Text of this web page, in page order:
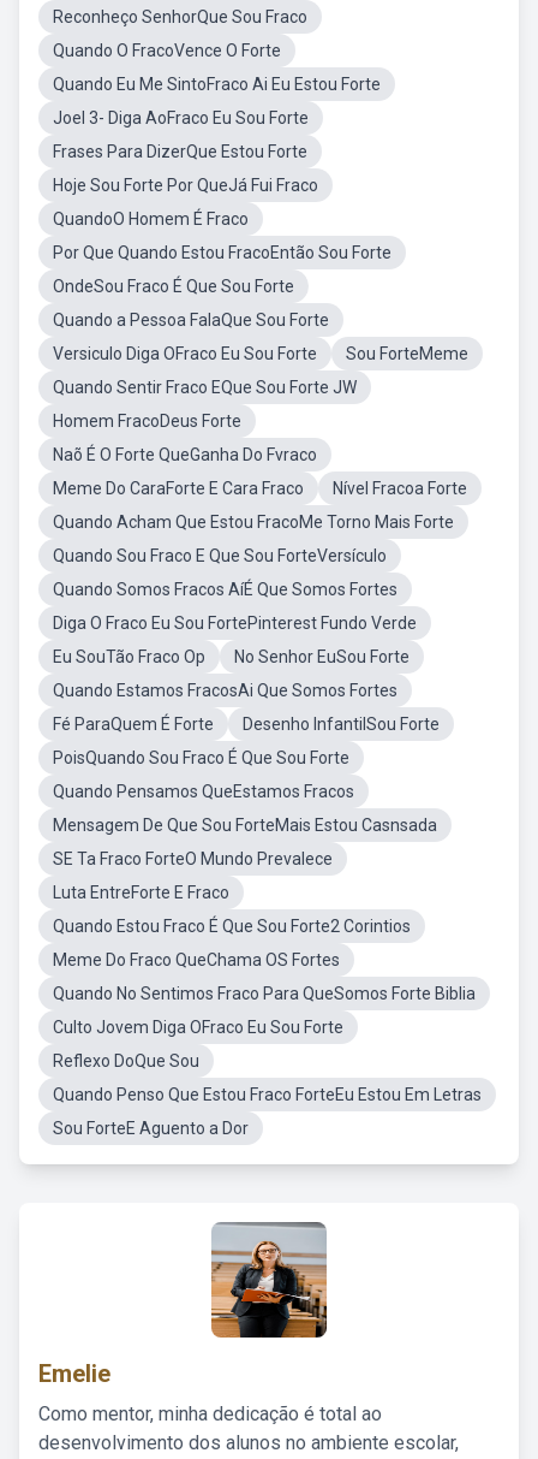
Reconheço SenhorQue Sou Fraco
Quando O FracoVence O Forte
Quando Eu Me SintoFraco Ai Eu Estou Forte
Joel 3- Diga AoFraco Eu Sou Forte
Frases Para DizerQue Estou Forte
Hoje Sou Forte Por QueJá Fui Fraco
QuandoO Homem É Fraco
Por Que Quando Estou FracoEntão Sou Forte
OndeSou Fraco É Que Sou Forte
Quando a Pessoa FalaQue Sou Forte
Versiculo Diga OFraco Eu Sou Forte
Sou ForteMeme
Quando Sentir Fraco EQue Sou Forte JW
Homem FracoDeus Forte
Naõ É O Forte QueGanha Do Fvraco
Meme Do CaraForte E Cara Fraco
Nível Fracoa Forte
Quando Acham Que Estou FracoMe Torno Mais Forte
Quando Sou Fraco E Que Sou ForteVersículo
Quando Somos Fracos AíÉ Que Somos Fortes
Diga O Fraco Eu Sou FortePinterest Fundo Verde
Eu SouTão Fraco Op
No Senhor EuSou Forte
Quando Estamos FracosAi Que Somos Fortes
Fé ParaQuem É Forte
Desenho InfantilSou Forte
PoisQuando Sou Fraco É Que Sou Forte
Quando Pensamos QueEstamos Fracos
Mensagem De Que Sou ForteMais Estou Casnsada
SE Ta Fraco ForteO Mundo Prevalece
Luta EntreForte E Fraco
Quando Estou Fraco É Que Sou Forte2 Corintios
Meme Do Fraco QueChama OS Fortes
Quando No Sentimos Fraco Para QueSomos Forte Biblia
Culto Jovem Diga OFraco Eu Sou Forte
Reflexo DoQue Sou
Quando Penso Que Estou Fraco ForteEu Estou Em Letras
Sou ForteE Aguento a Dor
Emelie
Como mentor, minha dedicação é total ao
desenvolvimento dos alunos no ambiente escolar,